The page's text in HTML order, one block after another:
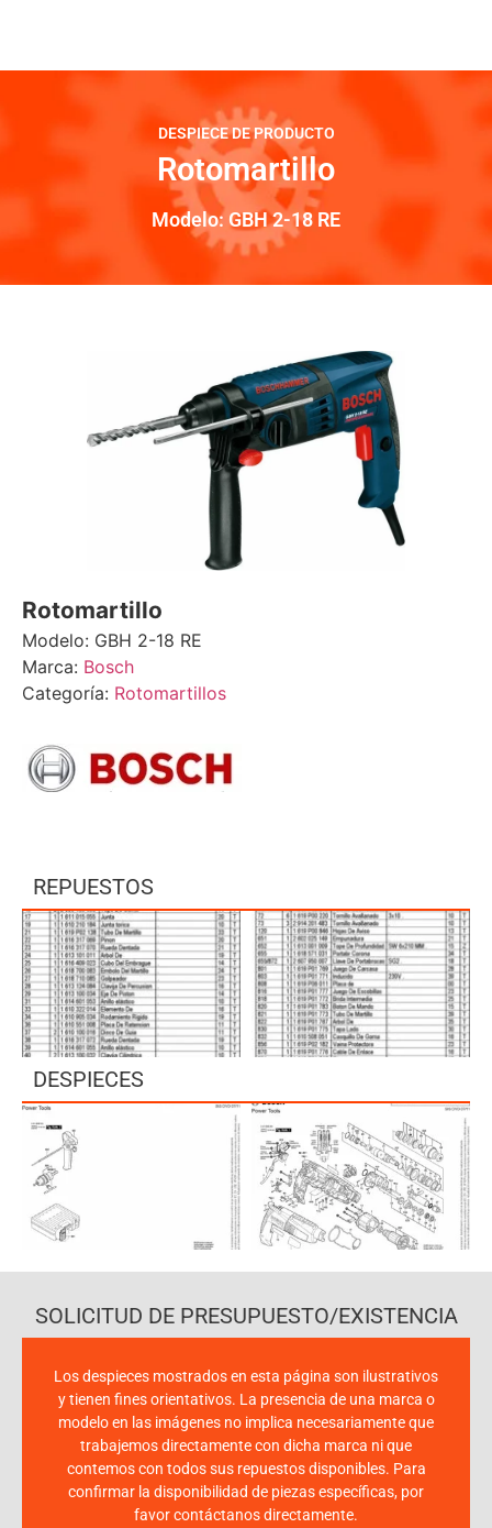
DESPIECE DE PRODUCTO
Rotomartillo
Modelo: GBH 2-18 RE
Rotomartillo
Modelo: GBH 2-18 RE
Marca: Bosch
Categoría: Rotomartillos
REPUESTOS
DESPIECES
SOLICITUD DE PRESUPUESTO/EXISTENCIA
Los despieces mostrados en esta página son ilustrativos
y tienen fines orientativos. La presencia de una marca o
modelo en las imágenes no implica necesariamente que
trabajemos directamente con dicha marca ni que
contemos con todos sus repuestos disponibles. Para
confirmar la disponibilidad de piezas específicas, por
favor contáctanos directamente.